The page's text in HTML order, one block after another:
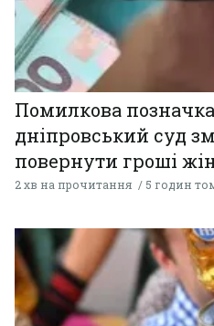
Помилкова
дніпровський суд
повернути гроші
2 хв на прочитання 5 годин